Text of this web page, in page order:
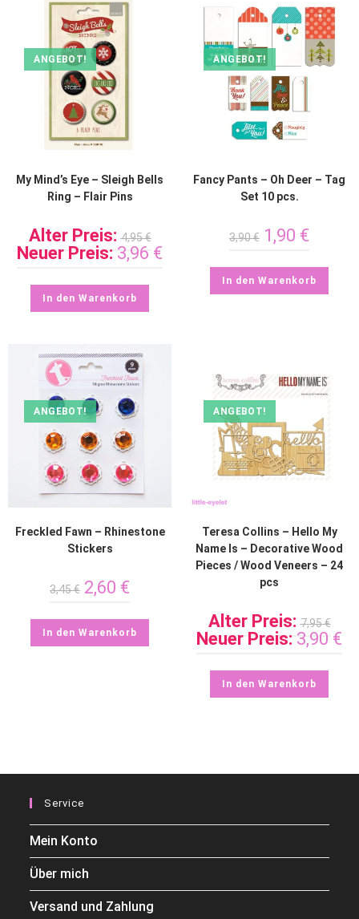
ANGEBOT!
My Mind’s Eye – Sleigh Bells
Ring – Flair Pins
Alter Preis: 4,95€
Neuer Preis: 3,96 €
In den Warenkorb
ANGEBOT!
Fancy Pants – Oh Deer – Tag
Set 10 pcs.
3,90€ 1,90 €
In den Warenkorb
ANGEBOT!
Freckled Fawn – Rhinestone
Stickers
3,45€ 2,60 €
In den Warenkorb
ANGEBOT!
Teresa Collins – Hello My
Name Is – Decorative Wood
Pieces / Wood Veneers – 24
pcs
Alter Preis: 7,95€
Neuer Preis: 3,90 €
In den Warenkorb
Service
Mein Konto
Über mich
Versand und Zahlung